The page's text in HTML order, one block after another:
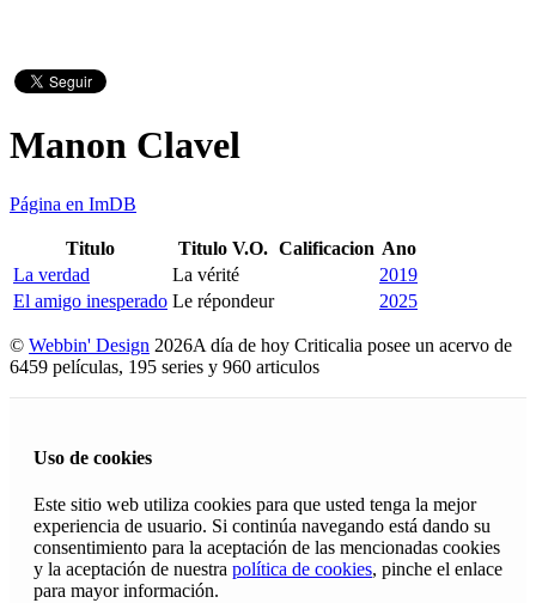
Manon Clavel
Página en ImDB
Titulo Titulo V.O. Calificacion Ano
La verdad
La vérité
2019
El amigo inesperado Le répondeur 2025
© Webbin' Design 2026A día de hoy Criticalia posee un acervo de
6459 películas, 195 series y 960 articulos
Uso de cookies
Este sitio web utiliza cookies para que usted tenga la mejor
experiencia de usuario. Si continúa navegando está dando su
consentimiento para la aceptación de las mencionadas cookies
y la aceptación de nuestra política de cookies, pinche el enlace
para mayor información.